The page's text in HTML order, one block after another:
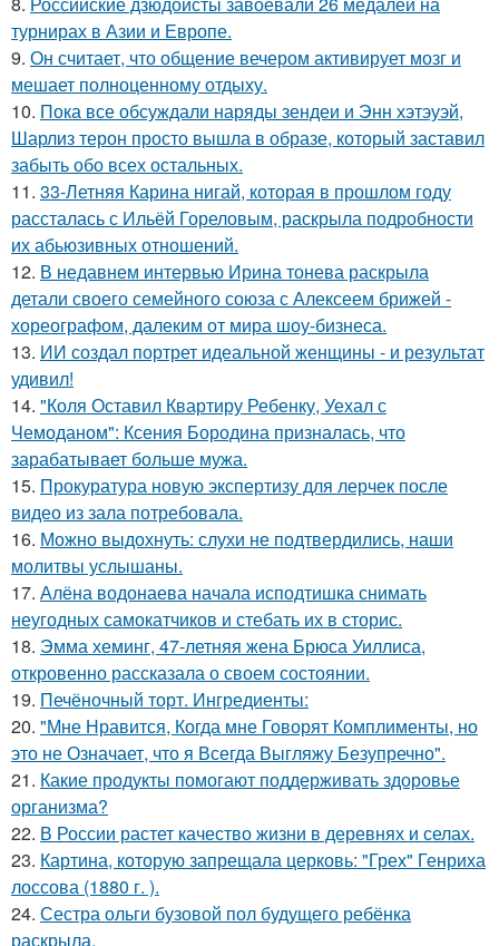
турнирах в Азии и Европе.
9. Он считает, что общение вечером активирует мозг и
мешает полноценному отдыху.
10. Пока все обсуждали наряды зендеи и Энн хэтэуэй,
Шарлиз терон просто вышла в образе, который заставил
забыть обо всех остальных.
11. 33-Летняя Карина нигай, которая в прошлом году
рассталась с Ильёй Гореловым, раскрыла подробности
их абьюзивных отношений.
12. В недавнем интервью Ирина тонева раскрыла
детали своего семейного союза с Алексеем брижей -
хореографом, далеким от мира шоу-бизнеса.
13. ИИ создал портрет идеальной женщины - и результат
удивил!
14. "Коля Оставил Квартиру Ребенку, Уехал с
Чемоданом": Ксения Бородина призналась, что
зарабатывает больше мужа.
15. Прокуратура новую экспертизу для лерчек после
видео из зала потребовала.
16. Можно выдохнуть: слухи не подтвердились, наши
молитвы услышаны.
17. Алёна водонаева начала исподтишка снимать
неугодных самокатчиков и стебать их в сторис.
18. Эмма хеминг, 47-летняя жена Брюса Уиллиса,
откровенно рассказала о своем состоянии.
19. Печёночный торт. Ингредиенты:
20. "Мне Нравится, Когда мне Говорят Комплименты, но
это не Означает, что я Всегда Выгляжу Безупречно".
21. Какие продукты помогают поддерживать здоровье
организма?
22. В России растет качество жизни в деревнях и селах.
23. Картина, которую запрещала церковь: "Грех" Генриха
лоссова (1880 г. ).
24. Сестра ольги бузовой пол будущего ребёнка
раскрыла.